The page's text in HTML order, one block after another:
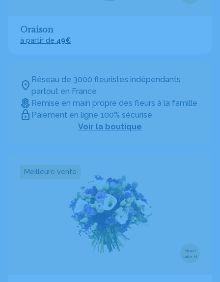
Réseau de 3000 fleuristes indépendants
partout en France
Remise en main propre des fleurs à la famille
Paiement en ligne 100% sécurisé
Voir la boutique
Oraison
à partir de 49€
Meilleure vente
Visuel
taille M